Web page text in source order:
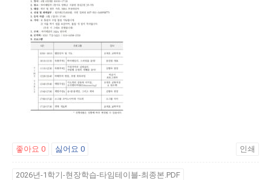
좋아요 0 싫어요 0 인쇄
2026년-1학기-현장학습-타임테이블-최종본.PDF